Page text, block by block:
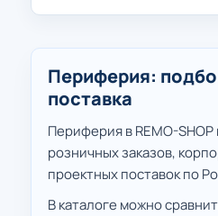
Периферия:
поставка
Периферия в REMO-
розничных заказов,
проектных поставок по
В каталоге можно